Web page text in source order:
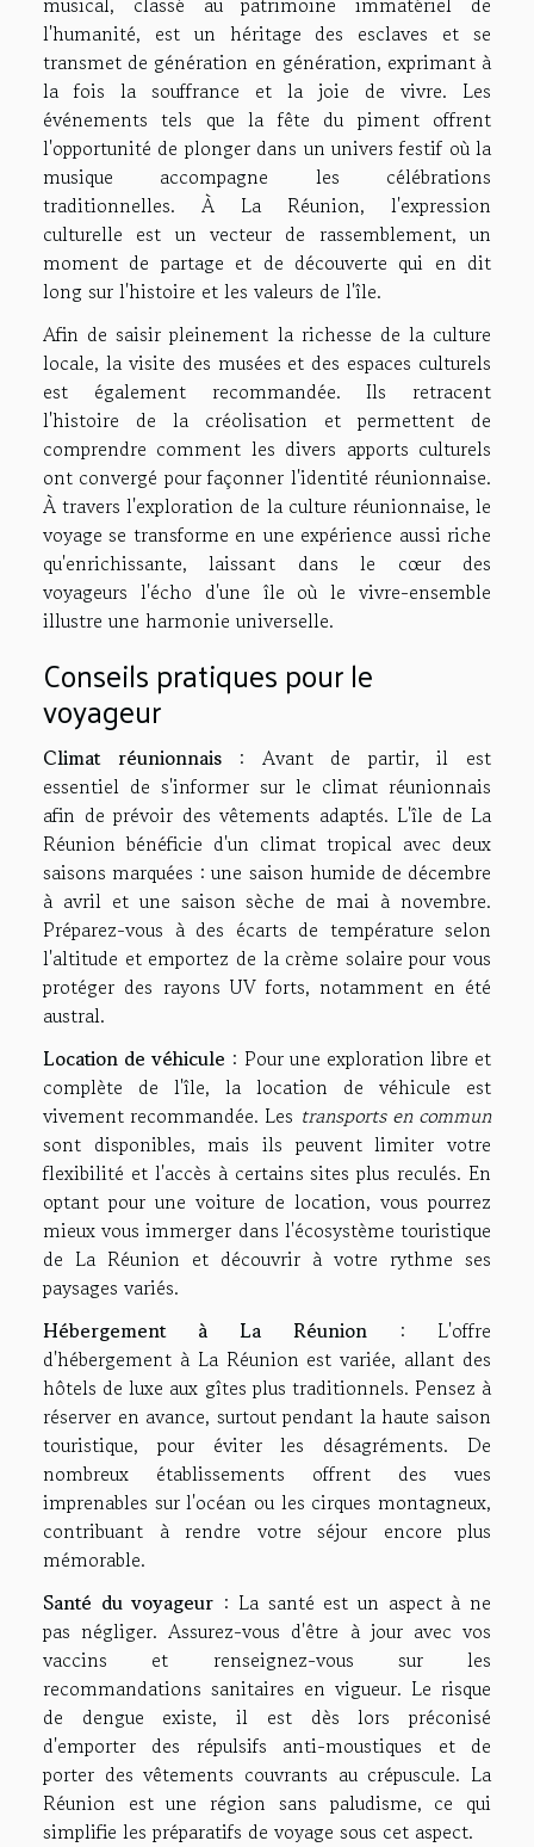
l'humanité, est un héritage des esclaves et se
transmet de génération en génération, exprimant à
la fois la souffrance et la joie de vivre. Les
événements tels que la fête du piment offrent
l'opportunité de plonger dans un univers festif où la
musique accompagne les célébrations
traditionnelles. À La Réunion, l'expression
culturelle est un vecteur de rassemblement, un
moment de partage et de découverte qui en dit
long sur l'histoire et les valeurs de l'île.
Afin de saisir pleinement la richesse de la culture
locale, la visite des musées et des espaces culturels
est également recommandée. Ils retracent
l'histoire de la créolisation et permettent de
comprendre comment les divers apports culturels
ont convergé pour façonner l'identité réunionnaise.
À travers l'exploration de la culture réunionnaise, le
voyage se transforme en une expérience aussi riche
qu'enrichissante, laissant dans le cœur des
voyageurs l'écho d'une île où le vivre-ensemble
illustre une harmonie universelle.
Conseils pratiques pour le
voyageur
Climat réunionnais: Avant de partir, il est
essentiel de s'informer sur le climat réunionnais
afin de prévoir des vêtements adaptés. L'île de La
Réunion bénéficie d'un climat tropical avec deux
saisons marquées : une saison humide de décembre
à avril et une saison sèche de mai à novembre.
Préparez-vous à des écarts de température selon
l'altitude et emportez de la crème solaire pour vous
protéger des rayons UV forts, notamment en été
austral.
Location de véhicule : Pour une exploration libre et
complète de l'île, la location de véhicule est
vivement recommandée. Les transports en commun
sont disponibles, mais ils peuvent limiter votre
flexibilité et l'accès à certains sites plus reculés. En
optant pour une voiture de location, vous pourrez
mieux vous immerger dans l'écosystème touristique
de La Réunion et découvrir à votre rythme ses
paysages variés.
Hébergement à La Réunion : L'offre
d'hébergement à La Réunion est variée, allant des
hôtels de luxe aux gîtes plus traditionnels. Pensez à
réserver en avance, surtout pendant la haute saison
touristique, pour éviter les désagréments. De
nombreux établissements offrent des vues
imprenables sur l'océan ou les cirques montagneux,
contribuant à rendre votre séjour encore plus
mémorable.
Santé du voyageur : La santé est un aspect à ne
pas négliger. Assurez-vous d'être à jour avec vos
vaccins et renseignez-vous sur les
recommandations sanitaires en vigueur. Le risque
de dengue existe, il est dès lors préconisé
d'emporter des répulsifs anti-moustiques et de
porter des vêtements couvrants au crépuscule. La
Réunion est une région sans paludisme, ce qui
simplifie les préparatifs de voyage sous cet aspect.